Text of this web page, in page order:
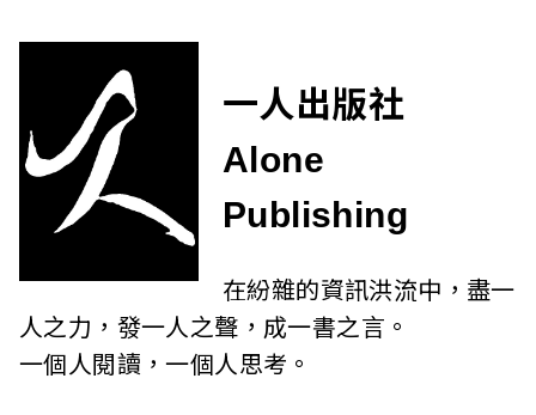
一人出版社
Alone
Publishing
在紛雜的資訊洪流中，盡一
人之力，發一人之聲，成一書之言。
一個人閱讀，一個人思考。